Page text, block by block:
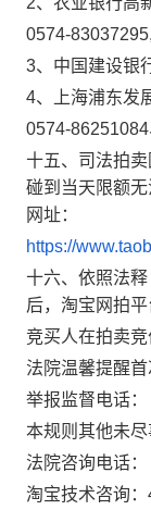
0574-
3、中国建设银
4、上海浦东发
0574-
十五、司法拍
碰到当天限额
网址：
https://
十六、依照法释
后，淘宝网拍
竞买人在拍卖
法院温馨提醒
举报监督电话：
本规则其他未尽
法院咨询电话：
淘宝技术咨询：